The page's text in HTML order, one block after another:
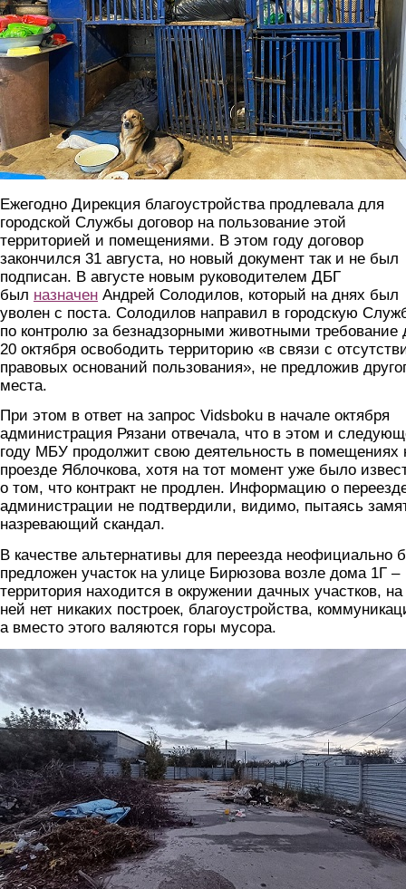
Ежегодно Дирекция благоустройства продлевала для
городской Службы договор на пользование этой
территорией и помещениями. В этом году договор
закончился 31 августа, но новый документ так и не был
подписан. В августе новым руководителем ДБГ
был назначен Андрей Солодилов, который на днях был
уволен с поста. Солодилов направил в городскую
по контролю за безнадзорными животными требование
20 октября освободить территорию «в связи с
правовых оснований пользования», не предложив
места.
При этом в ответ на запрос Vidsboku в начале октября
администрация Рязани отвечала, что в этом и
году МБУ продолжит свою деятельность в помещениях
проезде Яблочкова, хотя на тот момент уже было
о том, что контракт не продлен. Информацию о
администрации не подтвердили, видимо, пытаясь
назревающий скандал.
В качестве альтернативы для переезда неофициально
предложен участок на улице Бирюзова возле дома 1Г –
территория находится в окружении дачных участков, на
ней нет никаких построек, благоустройства,
а вместо этого валяются горы мусора.
foto5.jpg